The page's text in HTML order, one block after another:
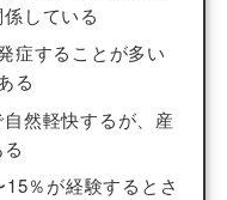
している
症することが多い
る
然軽快するが、産
％が経験するとさ